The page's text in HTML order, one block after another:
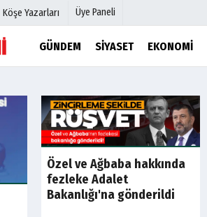
Köşe Yazarları Üye Paneli
GÜNDEM SIYASET EKONOMI
Gazete Manşetleri
Biyografiler
Özel ve Ağbaba hakkında
fezleke Adalet
Bakanlığı'na gönderildi